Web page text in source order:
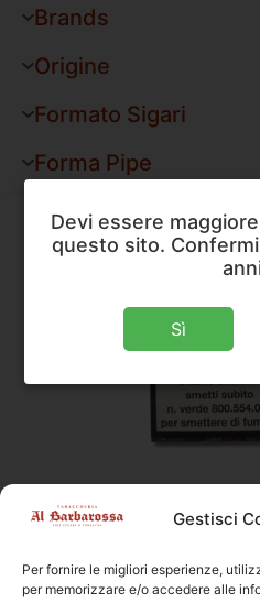
Gestisci
Per fornire le migliori esperienze,
per memorizzare e/o accedere alle
Brands
Origine
Formato Sigari
Forma Pipe
Sigari ,
Toscano Toscanello
Dimensioni
Devi essere
questo sito.
Sì